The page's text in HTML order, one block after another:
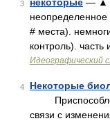
3
# места).
контроль). часть
Идеографический
4 Некоторые
связи с